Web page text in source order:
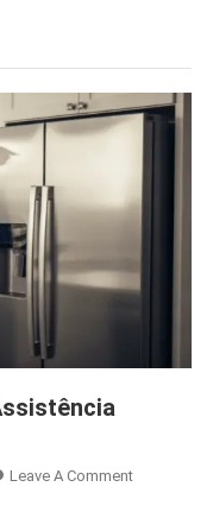
Leave A CommentOn